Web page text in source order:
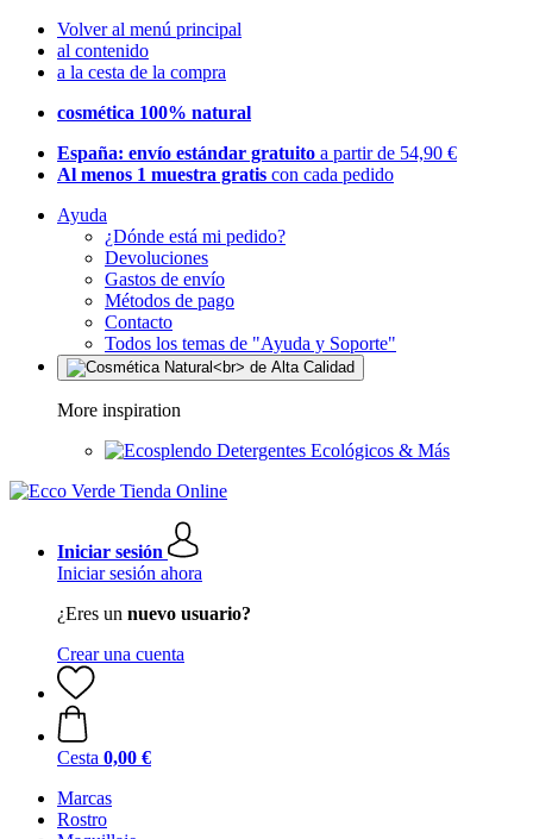
Volver al menú principal
al contenido
a la cesta de la compra
cosmética 100% natural
España: envío estándar gratuito a partir de 54,90 €
Al menos 1 muestra gratis con cada pedido
Ayuda
¿Dónde está mi pedido?
Devoluciones
Gastos de envío
Métodos de pago
Contacto
Todos los temas de "Ayuda y Soporte"
More inspiration
Detergentes Ecológicos & Más
Iniciar sesión
Iniciar sesión ahora
¿Eres un nuevo usuario?
Crear una cuenta
Cesta 0,00 €
Marcas
Rostro